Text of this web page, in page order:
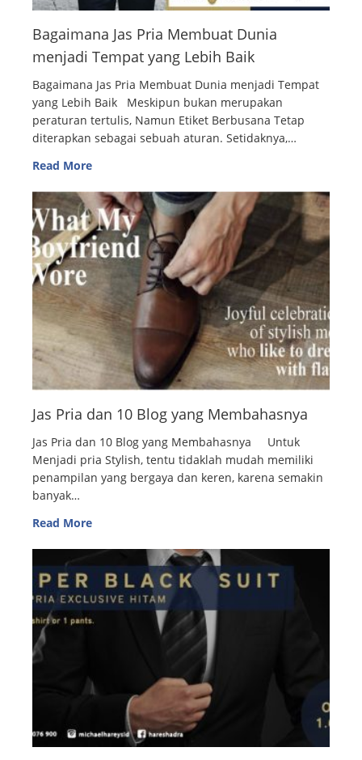
Bagaimana Jas Pria Membuat Dunia
menjadi Tempat yang Lebih Baik
Bagaimana Jas Pria Membuat Dunia menjadi Tempat
yang Lebih Baik Meskipun bukan merupakan
peraturan tertulis, Namun Etiket Berbusana Tetap
diterapkan sebagai sebuah aturan. Setidaknya,…
Read More
Jas Pria dan 10 Blog yang Membahasnya
Jas Pria dan 10 Blog yang Membahasnya Untuk
Menjadi pria Stylish, tentu tidaklah mudah memiliki
penampilan yang bergaya dan keren, karena semakin
banyak…
Read More